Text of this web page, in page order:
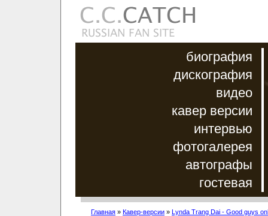
биография
дискография
видео
кавер версии
интервью
фотогалерея
автографы
гостевая
Главная » Кавер-версии » Lynda Trang Dai - Good guys